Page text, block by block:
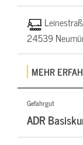
24539
MEHR
Gefahrgut
ADR